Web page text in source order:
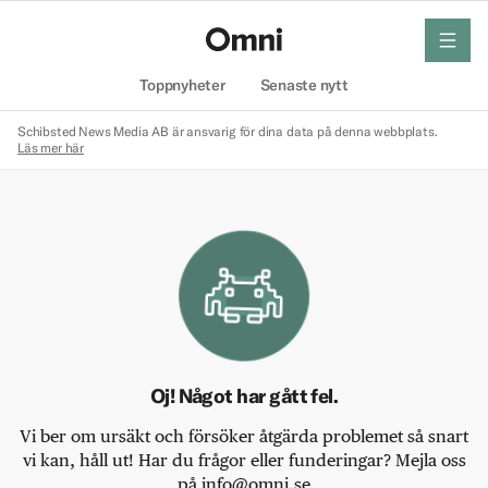
Toppnyheter Senaste nytt
meny
Schibsted News Media AB är ansvarig för dina data på denna webbplats.
Läs mer här
Oj! Något har gått fel.
Vi ber om ursäkt och försöker åtgärda problemet så snart
vi kan, håll ut! Har du frågor eller funderingar? Mejla oss